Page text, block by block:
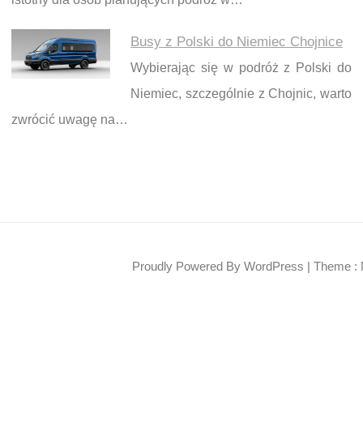
Busy z Polski do Niemiec Chojnice
Wybierając się w podróż z Polski do
Niemiec, szczególnie z Chojnic, warto
zwrócić uwagę na…
Proudly Powered By WordPress | Theme :